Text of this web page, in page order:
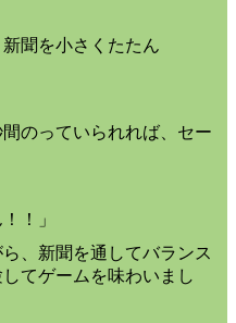
聞を小さくたたん
のっていられれば、セー
！」
、新聞を通してバランス
てゲームを味わいまし